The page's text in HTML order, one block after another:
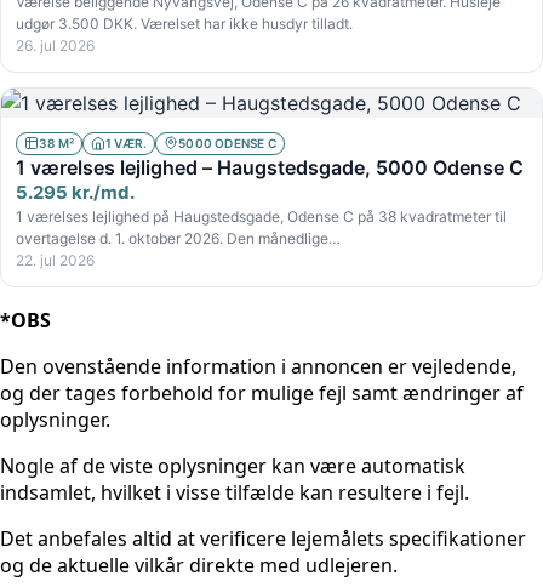
udgør 3.500 DKK. Værelset har ikke husdyr tilladt.
26. jul 2026
38 M² 1 VÆR. 5000 ODENSE C
1 værelses lejlighed – Haugstedsgade, 5000 Odense C
5.295 kr./md.
1 værelses lejlighed på Haugstedsgade, Odense C på 38 kvadratmeter til
overtagelse d. 1. oktober 2026. Den månedlige…
22. jul 2026
*OBS
Den ovenstående information i annoncen er vejledende,
og der tages forbehold for mulige fejl samt ændringer af
oplysninger.
Nogle af de viste oplysninger kan være automatisk
indsamlet, hvilket i visse tilfælde kan resultere i fejl.
Det anbefales altid at verificere lejemålets specifikationer
og de aktuelle vilkår direkte med udlejeren.